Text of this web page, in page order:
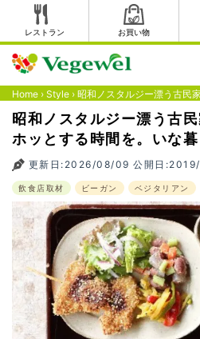
レストラン お買い物
Home › Style › 昭和ノスタルジー漂う古民
昭和ノスタルジー漂う古
ホッとする時間を。いな暮
更新日:2026/08/09 公開日
飲食店取材 ビーガン ベジタリアン